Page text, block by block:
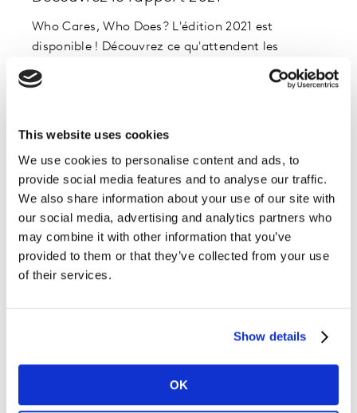
This website uses cookies
We use cookies to personalise content and ads, to
provide social media features and to analyse our traffic.
We also share information about your use of our site with
our social media, advertising and analytics partners who
may combine it with other information that you’ve
provided to them or that they’ve collected from your use
of their services.
Show details
OK
Who Cares, Who Does? L'édition 2021 est
disponible ! Découvrez ce qu'attendent les
consommateurs de votre marque en terme de
développement durable.
Visionnez le replay du webinar 2021
Comment atteindre les groupes "Eco"
Stratégiques ?
à l'écologie, afin de vous assurer un plan media
générant de la croissance à votre entreprise.